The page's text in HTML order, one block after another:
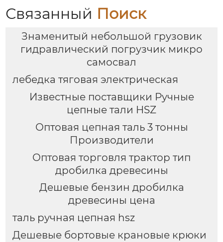
Связанный Поиск
Знаменитый небольшой грузовик
гидравлический погрузчик микро
самосвал
лебедка тяговая электрическая
Известные поставщики Ручные
цепные тали HSZ
Оптовая цепная таль 3 тонны
Производители
Оптовая торговля трактор тип
дробилка древесины
Дешевые бензин дробилка
древесины цена
таль ручная цепная hsz
Дешевые бортовые крановые крюки